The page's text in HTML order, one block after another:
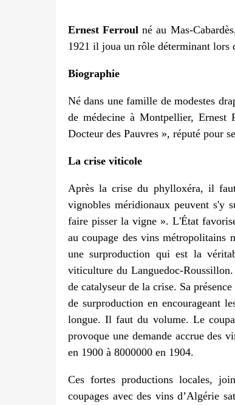
Ernest Ferroulné au Mas-
1921 il joua un rôle déterminant lors
Biographie
Né dans une famille de modestes
de médecine à Montpellier,
Docteur des Pauvres », réputé pour
La crise viticole
Après la crise du phylloxéra, il
vignobles méridionaux peuvent s'y
faire pisser la vigne ». L'État
au coupage des vins métropolitains
une surproduction qui est la
viticulture du Languedoc-
de catalyseur de la crise. Sa
de surproduction en encourageant
longue. Il faut du volume. Le
provoque une demande accrue des
en 1900 à 8000000 en 1904.
Ces fortes productions locales,
coupages avec des vins d’Algérie